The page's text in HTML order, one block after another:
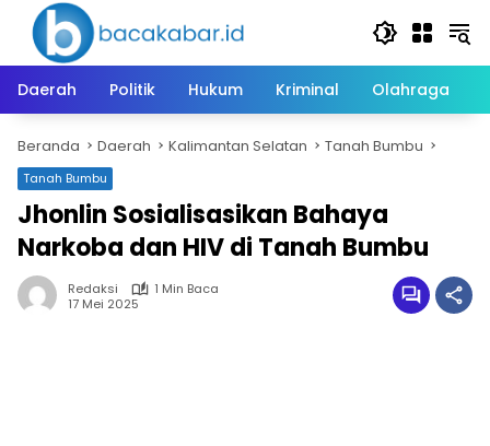
Langsung
konten
Daerah
Politik Hukum Kriminal Olahraga
Beranda Daerah Kalimantan Selatan Tanah Bumbu
Tanah Bumbu
Jhonlin Sosialisasikan Bahaya
Narkoba dan HIV di Tanah Bumbu
Redaksi
1 Min Baca
17 Mei 2025